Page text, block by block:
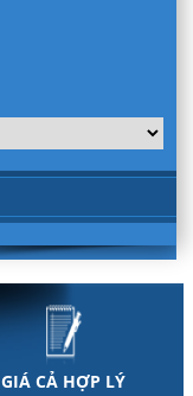
GIÁ CẢ HỢP LÝ